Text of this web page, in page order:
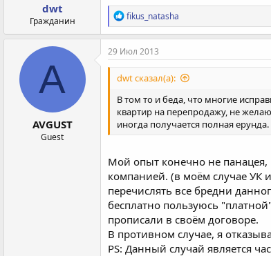
я
dwt
Гражданин
Р
е
а
к
и
fikus_natasha
A
AVGUST
Guest
29 Июл 2013
dwt сказал(а):
В том то и беда, что многие
квартир на перепродажу, не
иногда получается полная ерунда.
Мой опыт конечно не панацея,
компанией. (в моём случае УК
перечислять все бредни
бесплатно пользуюсь
прописали в своём договоре.
В противном случае, я
PS: Данный случай является